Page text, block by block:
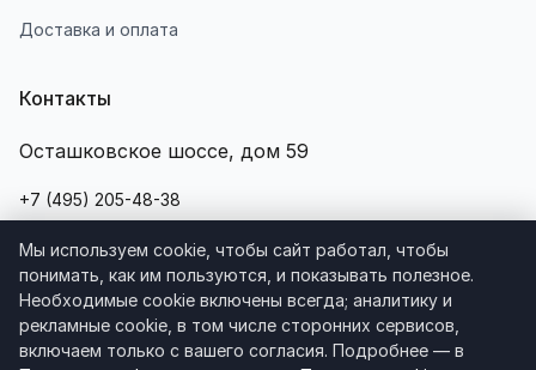
Доставка и оплата
Контакты
Осташковское шоссе, дом 59
+7 (495) 205-48-38
+7 (968) 704-7878
Написать нам
info@linecolor.info
Мы используем cookie, чтобы сайт работал, чтобы
понимать, как им пользуются, и показывать полезное.
Необходимые cookie включены всегда; аналитику и
рекламные cookie, в том числе сторонних сервисов,
включаем только с вашего согласия. Подробнее — в